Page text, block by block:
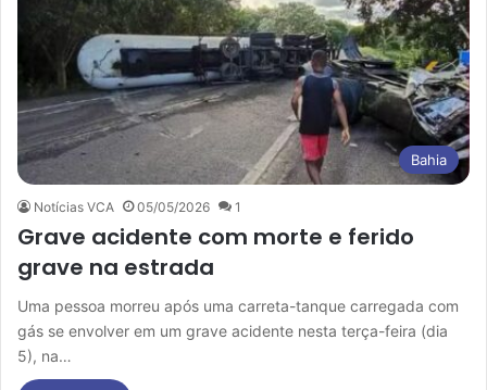
Bahia
Notícias VCA 05/05/2026 1
Grave acidente com morte e ferido
grave na estrada
Uma pessoa morreu após uma carreta-tanque carregada com
gás se envolver em um grave acidente nesta terça-feira (dia
5), na…